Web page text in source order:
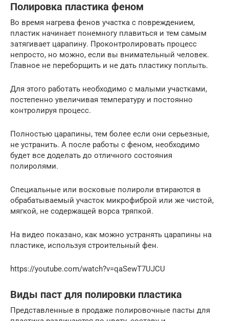
Полировка пластика феном
Во время нагрева фенов участка с повреждением,
пластик начинает понемногу плавиться и тем самым
затягивает царапину. Проконтролировать процесс
непросто, но можно, если вы внимательный человек.
Главное не переборщить и не дать пластику поплыть.
Для этого работать необходимо с малыми участками,
постепенно увеличивая температуру и постоянно
контролируя процесс.
Полностью царапины, тем более если они серьезные,
не устранить. А после работы с феном, необходимо
будет все доделать до отличного состояния
полиролями.
Специальные или восковые полироли втираются в
обрабатываемый участок микрофиброй или же чистой,
мягкой, не содержащей ворса тряпкой.
На видео показано, как можно устранять царапины на
пластике, используя строительный фен.
https://youtube.com/watch?v=qaSewT7UJCU
Виды паст для полировки пластика
Представленные в продаже полировочные пасты для